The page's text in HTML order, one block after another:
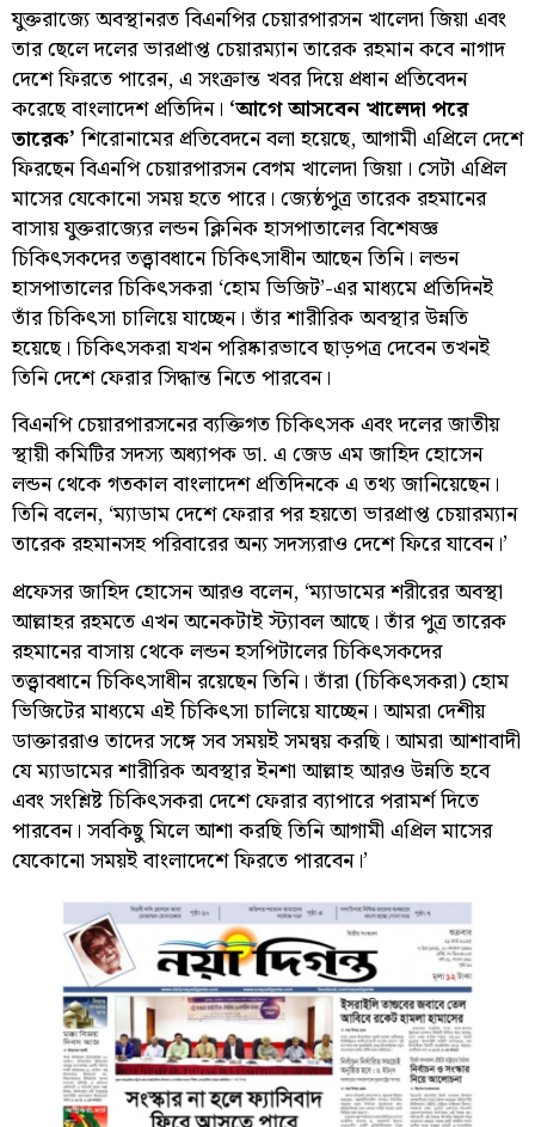
যুক্তরাজ্যে অবস্থানরত বিএনপির চেয়ারপারসন খালেদা জিয়া এবং
তার ছেলে দলের ভারপ্রাপ্ত চেয়ারম্যান তারেক রহমান কবে নাগাদ
দেশে ফিরতে পারেন, এ সংক্রান্ত খবর দিয়ে প্রধান প্রতিবেদন
করেছে বাংলাদেশ প্রতিদিন। ‘আগে আসবেন খালেদা পরে
তারেক’ শিরোনামের প্রতিবেদনে বলা হয়েছে, আগামী এপ্রিলে দেশে
ফিরছেন বিএনপি চেয়ারপারসন বেগম খালেদা জিয়া। সেটা এপ্রিল
মাসের যেকোনো সময় হতে পারে। জ্যেষ্ঠপুত্র তারেক রহমানের
বাসায় যুক্তরাজ্যের লন্ডন ক্লিনিক হাসপাতালের বিশেষজ্ঞ
চিকিৎসকদের তত্ত্বাবধানে চিকিৎসাধীন আছেন তিনি। লন্ডন
হাসপাতালের চিকিৎসকরা ‘হোম ভিজিট’-এর মাধ্যমে প্রতিদিনই
তাঁর চিকিৎসা চালিয়ে যাচ্ছেন। তাঁর শারীরিক অবস্থার উন্নতি
হয়েছে। চিকিৎসকরা যখন পরিষ্কারভাবে ছাড়পত্র দেবেন তখনই
তিনি দেশে ফেরার সিদ্ধান্ত নিতে পারবেন।
বিএনপি চেয়ারপারসনের ব্যক্তিগত চিকিৎসক এবং দলের জাতীয়
স্থায়ী কমিটির সদস্য অধ্যাপক ডা. এ জেড এম জাহিদ হোসেন
লন্ডন থেকে গতকাল বাংলাদেশ প্রতিদিনকে এ তথ্য জানিয়েছেন।
তিনি বলেন, ‘ম্যাডাম দেশে ফেরার পর হয়তো ভারপ্রাপ্ত চেয়ারম্যান
তারেক রহমানসহ পরিবারের অন্য সদস্যরাও দেশে ফিরে যাবেন।’
প্রফেসর জাহিদ হোসেন আরও বলেন, ‘ম্যাডামের শরীরের অবস্থা
আল্লাহর রহমতে এখন অনেকটাই স্ট্যাবল আছে। তাঁর পুত্র তারেক
রহমানের বাসায় থেকে লন্ডন হসপিটালের চিকিৎসকদের
তত্ত্বাবধানে চিকিৎসাধীন রয়েছেন তিনি। তাঁরা (চিকিৎসকরা) হোম
ভিজিটের মাধ্যমে এই চিকিৎসা চালিয়ে যাচ্ছেন। আমরা দেশীয়
ডাক্তাররাও তাদের সঙ্গে সব সময়ই সমন্বয় করছি। আমরা আশাবাদী
যে ম্যাডামের শারীরিক অবস্থার ইনশা আল্লাহ আরও উন্নতি হবে
এবং সংশ্লিষ্ট চিকিৎসকরা দেশে ফেরার ব্যাপারে পরামর্শ দিতে
পারবেন। সবকিছু মিলে আশা করছি তিনি আগামী এপ্রিল মাসের
যেকোনো সময়ই বাংলাদেশে ফিরতে পারবেন।’